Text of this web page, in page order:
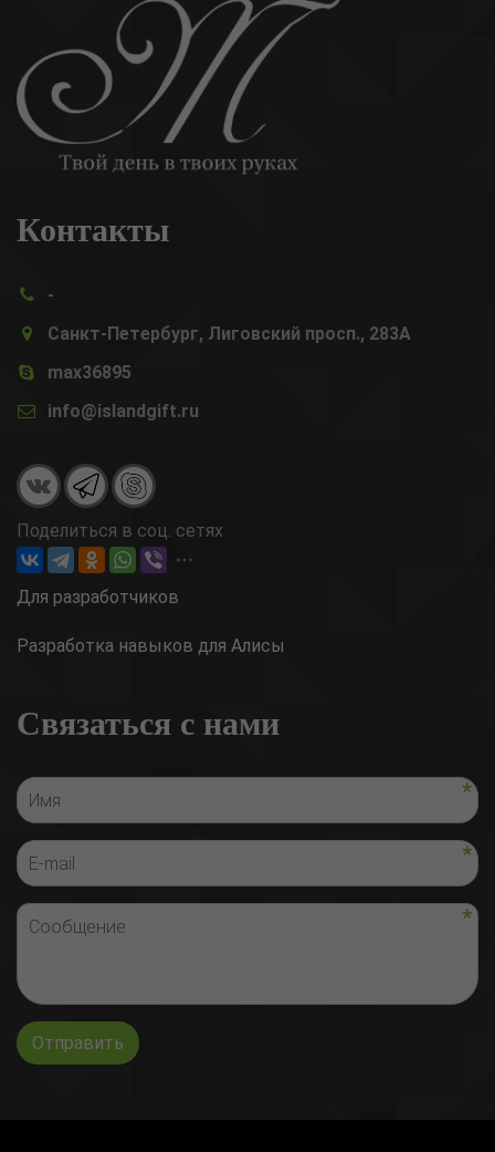
Контакты
-
Санкт-Петербург, Лиговский просп., 283А
max36895
info@islandgift.ru
Поделиться в соц. сетях
Для разработчиков
Разработка навыков для Алисы
Связаться с нами
Отправить